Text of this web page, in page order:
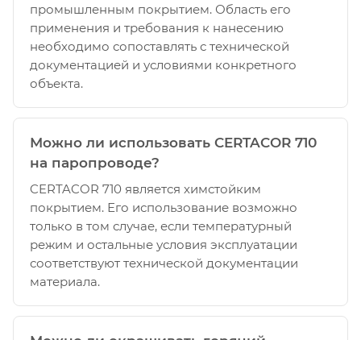
промышленным покрытием. Область его
применения и требования к нанесению
необходимо сопоставлять с технической
документацией и условиями конкретного
объекта.
Можно ли использовать CERTACOR 710
на паропроводе?
CERTACOR 710 является химстойким
покрытием. Его использование возможно
только в том случае, если температурный
режим и остальные условия эксплуатации
соответствуют технической документации
материала.